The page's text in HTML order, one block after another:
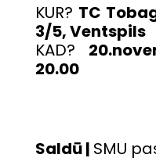
KUR? TC
3/5, Ventspils
KAD?
20.00
Saldū | SMU